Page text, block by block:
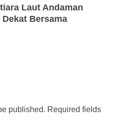
Laut Andaman
Bersama
published. Required fields